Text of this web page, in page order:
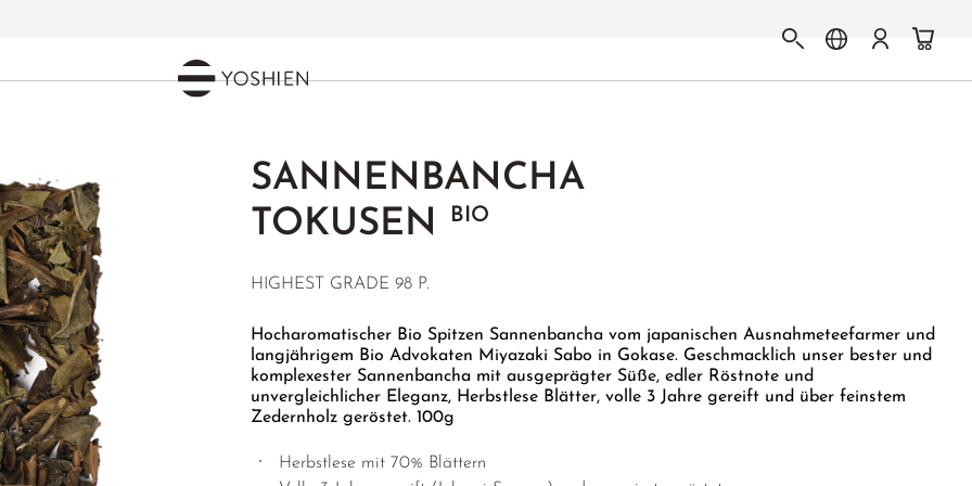
SANNENBANCHA
TOKUSEN
BIO
HIGHEST GRADE 98 P.
Hocharomatischer Bio Spitzen Sannenbancha vom japanischen Ausnahmeteefarmer und
langjährigem Bio Advokaten Miyazaki Sabo in Gokase. Geschmacklich unser bester und
komplexester Sannenbancha mit ausgeprägter Süße, edler Röstnote und
unvergleichlicher Eleganz, Herbstlese Blätter, volle 3 Jahre gereift und über feinstem
Zedernholz geröstet. 100g
Herbstlese mit 70% Blättern